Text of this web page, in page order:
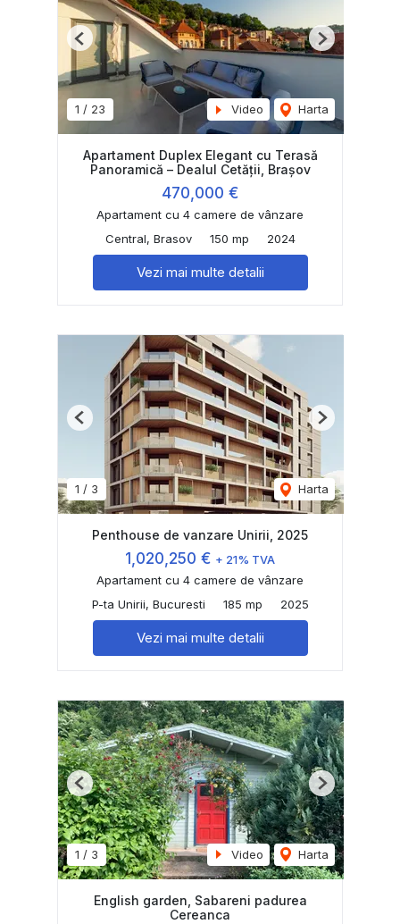
1 / 23 Video Harta
Previous Next
Apartament Duplex Elegant cu Terasă
Panoramică – Dealul Cetății, Brașov
470,000 €
Apartament cu 4 camere de vânzare
Central, Brasov
150 mp 2024
Vezi mai multe detalii
1 / 3 Harta
Previous Next
Penthouse de vanzare Unirii, 2025
1,020,250 € + 21% TVA
Apartament cu 4 camere de vânzare
P-ta Unirii, Bucuresti
185 mp 2025
Vezi mai multe detalii
1 / 3 Video Harta
Previous Next
English garden, Sabareni padurea
Cereanca